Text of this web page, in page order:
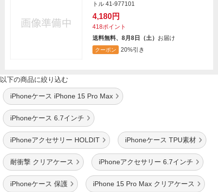
トル 41-977101
4,180円
418ポイント
送料無料、8月8日（土） お届け
クーポン 20%引き
以下の商品に絞り込む
iPhoneケース iPhone 15 Pro Max
iPhoneケース 6.7インチ
iPhoneアクセサリー HOLDIT iPhoneケース TPU素材
耐衝撃 クリアケース iPhoneアクセサリー 6.7インチ
iPhoneケース 保護 iPhone 15 Pro Max クリアケース